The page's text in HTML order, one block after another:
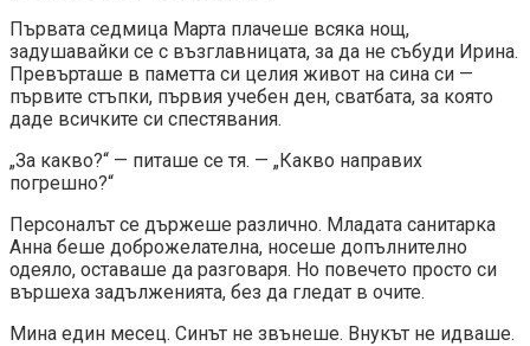
Първата седмица Марта плачеше всяка нощ,
задушавайки се с възглавницата, за да не събуди Ирина.
Превърташе в паметта си целия живот на сина си —
първите стъпки, първия учебен ден, сватбата, за която
даде всичките си спестявания.
„За какво?“ — питаше се тя. — „Какво направих
погрешно?“
Персоналът се държеше различно. Младата санитарка
Анна беше доброжелателна, носеше допълнително
одеяло, оставаше да разговаря. Но повечето просто си
вършеха задълженията, без да гледат в очите.
Мина един месец. Синът не звънеше. Внукът не идваше.